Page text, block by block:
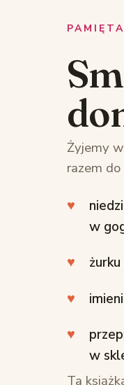
Żyjemy
razem
w
w
Ta